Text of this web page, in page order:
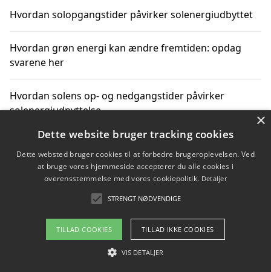
Hvordan solopgangstider påvirker solenergiudbyttet
Hvordan grøn energi kan ændre fremtiden: opdag
svarene her
Hvordan solens op- og nedgangstider påvirker
solenergiudnyttelse
Hvordan du får svar på energispørgsmål om
vedvarende energikilder
Om / kontakt
Blog Betingelser
×
Dette website bruger tracking cookies
Dette websted bruger cookies til at forbedre brugeroplevelsen. Ved
at bruge vores hjemmeside accepterer du alle cookies i
overensstemmelse med vores cookiepolitik. Detaljer
STRENGT NØDVENDIGE
TILLAD COOKIES TILLAD IKKE COOKIES
VIS DETALJER